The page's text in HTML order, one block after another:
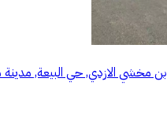
مخشي الازدي, حي البيعة,